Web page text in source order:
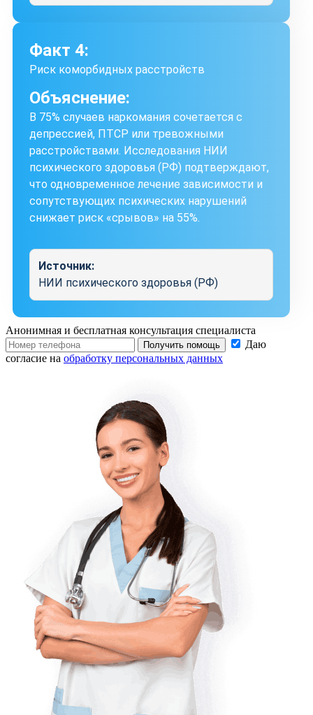
Факт 4:
Риск коморбидных расстройств
Объяснение:
В 75% случаев наркомания сочетается с
депрессией, ПТСР или тревожными
расстройствами. Исследования НИИ
психического здоровья (РФ) подтверждают,
что одновременное лечение зависимости и
сопутствующих психических нарушений
снижает риск «срывов» на 55%.
Источник:
НИИ психического здоровья (РФ)
Анонимная и бесплатная консультация специалиста
Получить помощь
Даю
согласие на обработку персональных данных